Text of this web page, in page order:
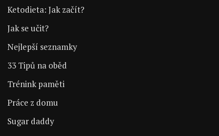
Ketodieta: Jak začít?
Jak se učit?
Nejlepší seznamky
33 Tipů na oběd
Trénink paměti
Práce z domu
Sugar daddy